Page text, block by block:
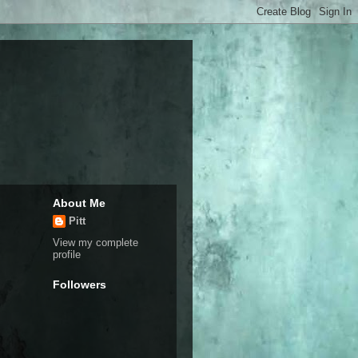
About Me
Pitt
View my complete
profile
Followers